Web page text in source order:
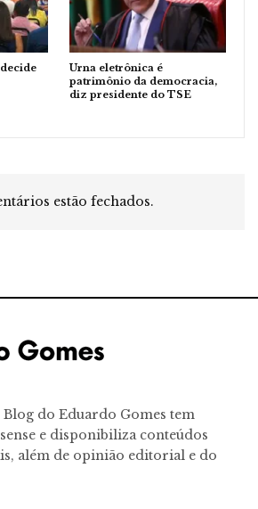
Urna eletrônica é
patrimônio da democracia,
diz presidente do TSE
estão fechados.
Blog do Eduardo Gomes tem
e disponibiliza conteúdos
além de opinião editorial e do